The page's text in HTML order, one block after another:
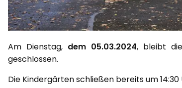
Am Dienstag, dem 05.03.2024, bleibt
geschlossen.
Die Kindergärten schließen bereits um 14:30